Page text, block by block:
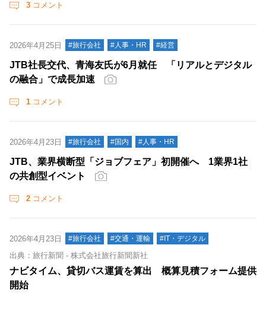
3 コメント
2026年4月25日 #旅行会社 #人事・HR #経営
JTB社長交代、青海友氏が6月就任 「リアルとデジタル
の融合」で成長加速
1 コメント
2026年4月23日 #旅行会社 #国内 #人事・HR
JTB、業界横断型「ジョブフェア」初開催へ 1業界1社
の共創型イベント
2 コメント
2026年4月23日 #旅行会社 #交通・運輸 #IT・デジタル
出典：旅行新聞 - 株式会社旅行新聞新社
ナビタイム、貸切バス運賃を算出 概算見積フォーム提供
開始